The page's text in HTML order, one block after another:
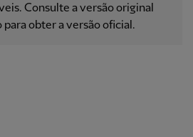
Consulte a versão original
obter a versão oficial.